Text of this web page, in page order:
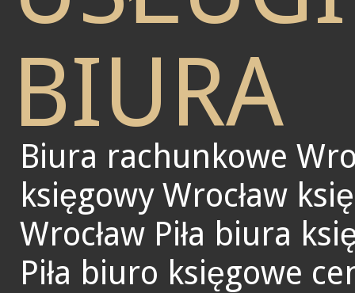
BIURA
Biura rachunkowe
księgowy Wrocław
Wrocław Piła biura
Piła biuro księgowe